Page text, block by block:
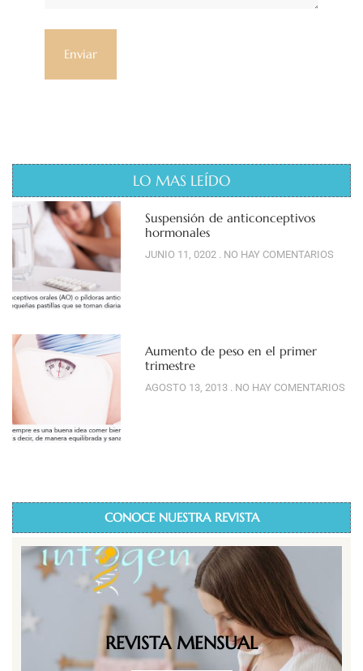
LO MAS LEÍDO
Suspensión de anticonceptivos
hormonales
JUNIO 11, 0202 NO HAY COMENTARIOS
Aumento de peso en el primer
trimestre
AGOSTO 13, 2013 NO HAY COMENTARIOS
CONOCE NUESTRA REVISTA
REVISTA MENSUAL